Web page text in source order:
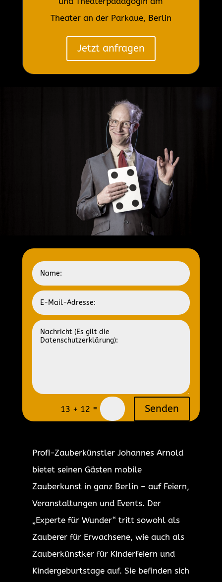
Theater an der Parkaue, Berlin
Jetzt anfragen
13 + 12 = Senden
Profi-Zauberkünstler Johannes Arnold
bietet seinen Gästen mobile
Zauberkunst in ganz Berlin – auf Feiern,
Veranstaltungen und Events. Der
„Experte für Wunder“ tritt sowohl als
Zauberer für Erwachsene, wie auch als
Zauberkünstker für Kinderfeiern und
Kindergeburtstage auf. Sie befinden sich